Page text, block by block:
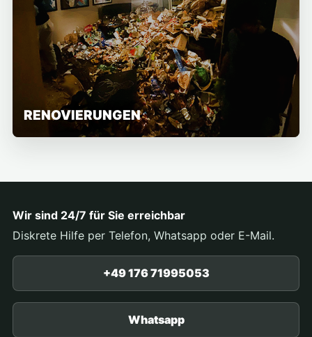
RENOVIERUNGEN
Wir sind 24/7 für Sie erreichbar
Diskrete Hilfe per Telefon, Whatsapp oder E-Mail.
+49 176 71995053
Whatsapp